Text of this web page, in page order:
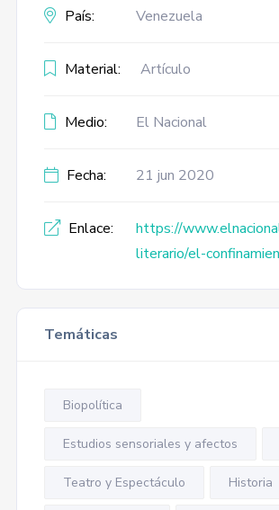
País: Venezuela
Material: Artículo
Medio: El Nacional
Fecha: 21 jun 2020
Enlace:
https://
literario/el-
Temáticas
Biopolítica
Estudios sensoriales y afectos
Teatro y Espectáculo Historia